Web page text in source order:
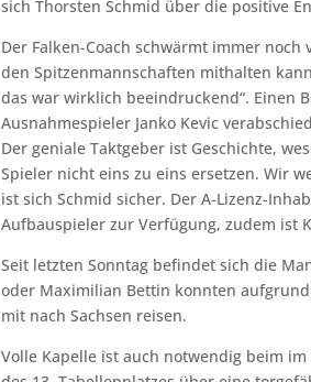
sich Thorsten Schmid über die positive
Der Falken-Coach schwärmt immer
den Spitzenmannschaften mithalten
das war wirklich beeindruckend“. Einen
Ausnahmespieler Janko Kevic
Der geniale Taktgeber ist Geschichte,
Spieler nicht eins zu eins ersetzen. Wir
ist sich Schmid sicher. Der A-Lizenz-
Aufbauspieler zur Verfügung, zudem ist
Seit letzten Sonntag befindet sich die
oder Maximilian Bettin konnten
mit nach Sachsen reisen.
Volle Kapelle ist auch notwendig beim